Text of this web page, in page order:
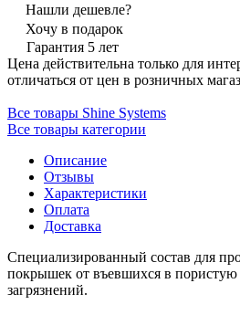
Нашли дешевле?
Хочу в подарок
Гарантия 5 лет
Цена действительна только для
отличаться от цен в розничных
Все товары Shine Systems
Все товары категории
Описание
Отзывы
Характеристики
Оплата
Доставка
Специализированный состав для
покрышек от въевшихся в пористую
загрязнений.